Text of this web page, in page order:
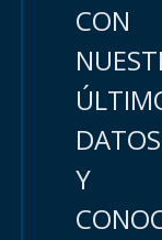
CON
DATOS
Y